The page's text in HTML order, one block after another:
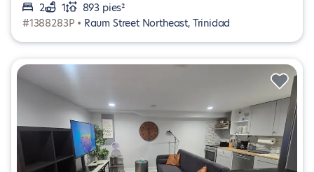
2
1
893 pies²
#1388283P • Raum Street Northeast, Trinidad